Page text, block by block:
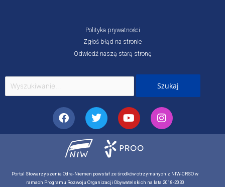
Polityka prywatności
Zgłoś błąd na stronie
Odwiedź naszą starą stronę
Szukaj
dla:
FacebookTwitterYoutubeInstagram
Portal Stowarzyszenia Odra-Niemen powstał ze środków otrzymanych z NIW-CRSO w
ramach Programu Rozwoju Organizacji Obywatelskich na lata 2018-2030